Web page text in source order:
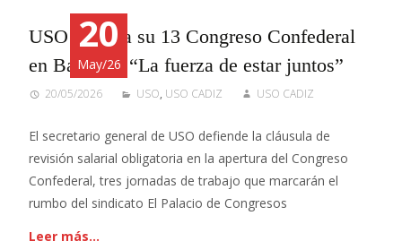
20
May/26
USO arranca su 13 Congreso Confederal
en Badajoz: “La fuerza de estar juntos”
20/05/2026 USO, USO CADIZ USO CADIZ
El secretario general de USO defiende la cláusula de
revisión salarial obligatoria en la apertura del Congreso
Confederal, tres jornadas de trabajo que marcarán el
rumbo del sindicato El Palacio de Congresos
Leer más…